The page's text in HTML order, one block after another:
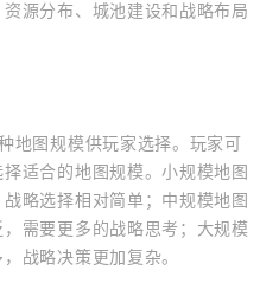
源分布、城池建设和战略布局
地图规模供玩家选择。玩家可
适合的地图规模。小规模地图
略选择相对简单；中规模地图
需要更多的战略思考；大规模
战略决策更加复杂。